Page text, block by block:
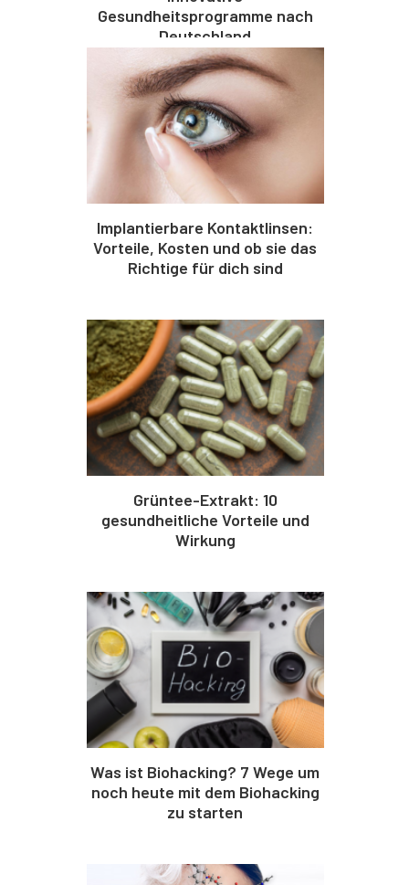
Gesundheitsprogramme nach
Deutschland
Implantierbare Kontaktlinsen:
Vorteile, Kosten und ob sie das
Richtige für dich sind
Grüntee-Extrakt: 10
gesundheitliche Vorteile und
Wirkung
Was ist Biohacking? 7 Wege um
noch heute mit dem Biohacking
zu starten